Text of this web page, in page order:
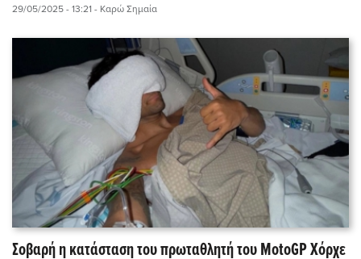
29/05/2025 - 13:21 - Καρώ Σημαία
Σοβαρή η κατάσταση του πρωταθλητή του MotoGP Χόρχε